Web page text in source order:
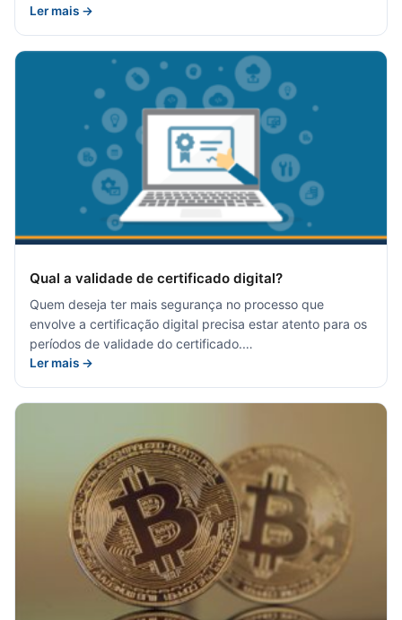
Ler mais →
Qual a validade de certificado digital?
Quem deseja ter mais segurança no processo que
envolve a certificação digital precisa estar atento para os
períodos de validade do certificado.…
Ler mais →